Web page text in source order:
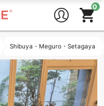
Shibuya・Meguro・Setagaya